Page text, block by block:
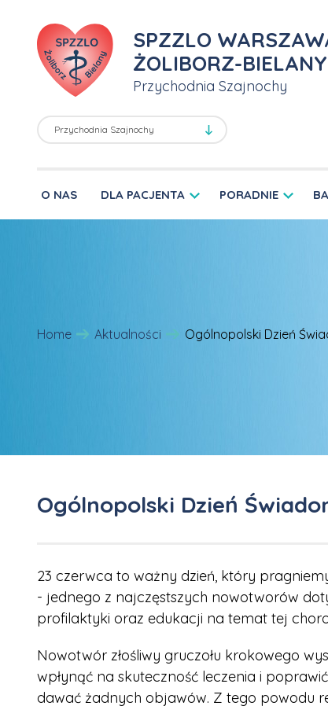
SPZZLO
ŻOLIBORZ-BIELANY
Przychodnia Szajnochy
O NAS DLA PACJENTA PORADNIE
Home Aktualności Ogólnopolski Dzień
Ogólnopolski Dzień
23 czerwca to ważny dzień, który
- jednego z najczęstszych nowotworów
profilaktyki oraz edukacji na temat tej
Nowotwór złośliwy gruczołu krokowego
wpłynąć na skuteczność leczenia i
dawać żadnych objawów. Z tego powodu